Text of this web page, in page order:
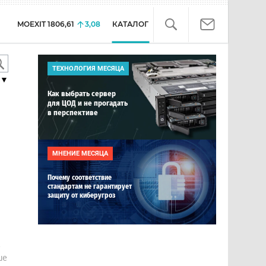
MOEXIT 1806,61 3,08 КАТАЛОГ
ТЕХНОЛОГИЯ МЕСЯЦА
Как выбрать сервер
для ЦОД и не прогадать
в перспективе
МНЕНИЕ МЕСЯЦА
Почему соответствие
стандартам не гарантирует
защиту от киберугроз